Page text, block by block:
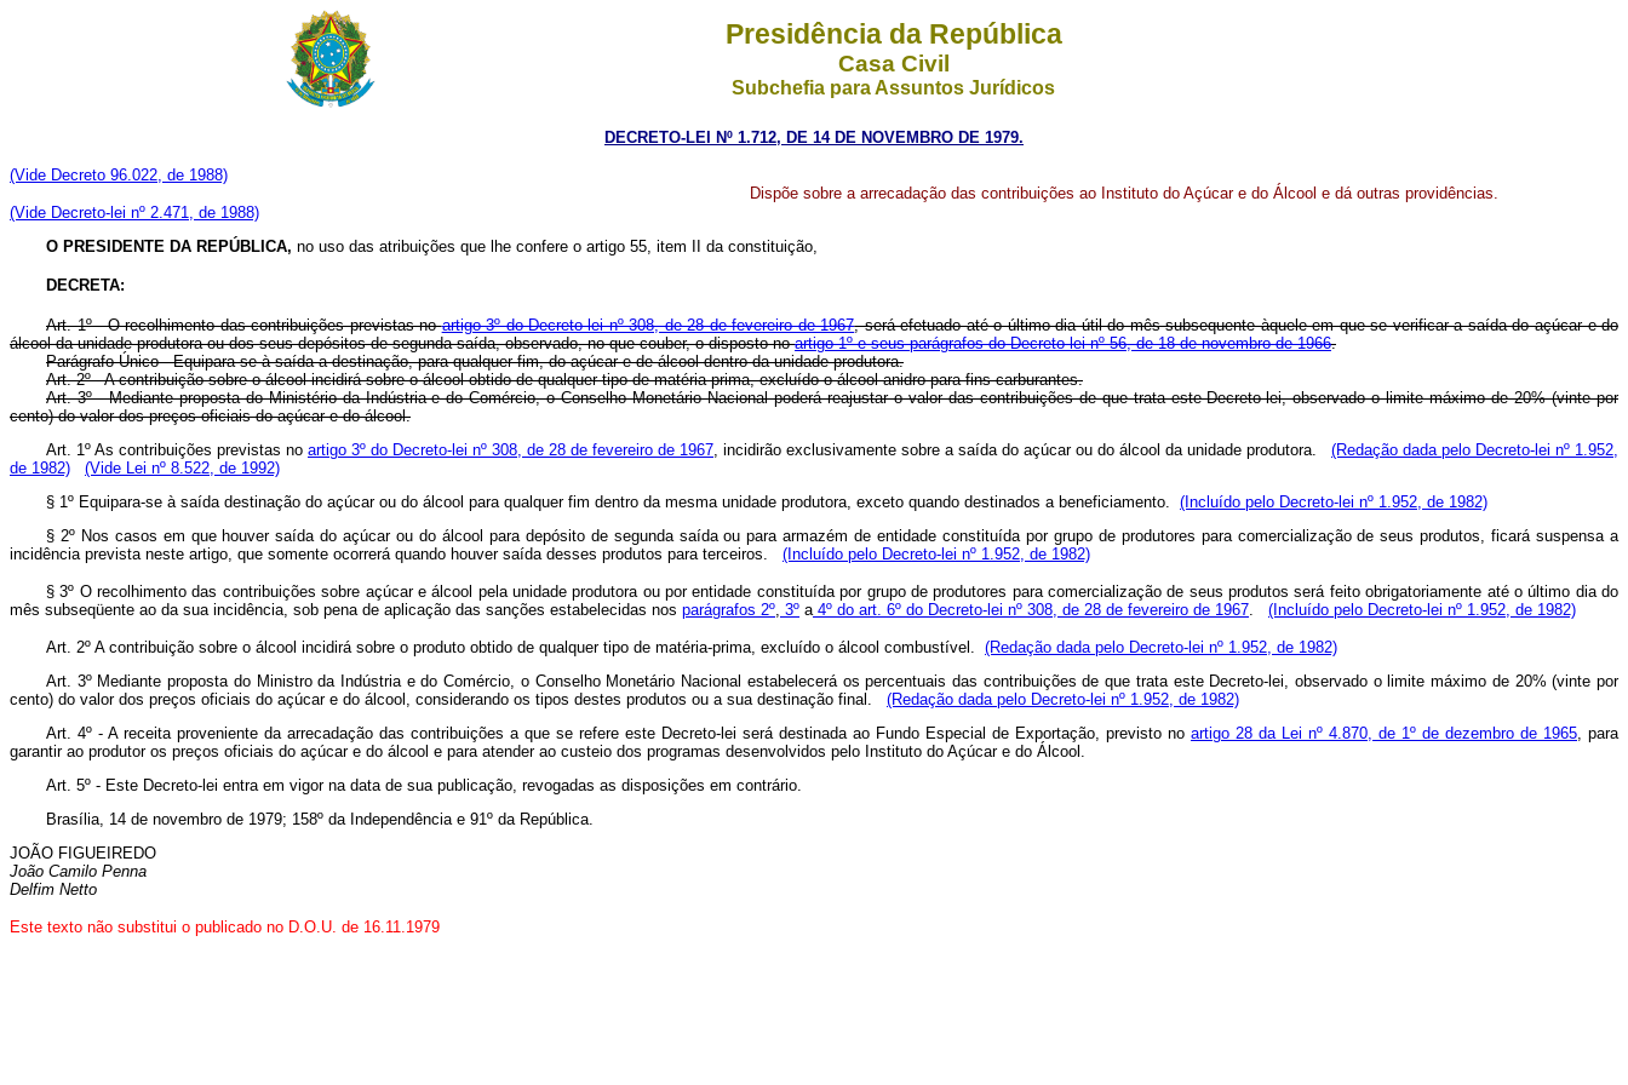
Presidência da República
Casa Civil
Subchefia para Assuntos Jurídicos
DECRETO-LEI Nº 1.712, DE 14 DE NOVEMBRO DE 1979.
(Vide Decreto 96.022, de 1988)
(Vide Decreto-lei nº 2.471, de 1988)
Dispõe sobre a arrecadação das contribuições ao Instituto do Açúcar e do Álcool e dá outras providências.
O PRESIDENTE DA REPÚBLICA, no uso das atribuições que lhe confere o artigo 55, item II da constituição,
DECRETA:
Art. 1º - O recolhimento das contribuições previstas noartigo 3º do Decreto-lei nº 308, de 28 de fevereiro de 1967, será efetuado até o último dia útil do mês subsequente àquele em que se verificar a saída do açúcar e do
álcool da unidade produtora ou dos seus depósitos de segunda saída, observado, no que couber, o disposto noartigo 1º e seus parágrafos do Decreto-lei nº 56, de 18 de novembro de 1966.
Parágrafo Único - Equipara-se à saída a destinação, para qualquer fim, do açúcar e de álcool dentro da unidade produtora.
Art. 2º - A contribuição sobre o álcool incidirá sobre o álcool obtido de qualquer tipo de matéria prima, excluído o álcool anidro para fins carburantes.
Art. 3º - Mediante proposta do Ministério da Indústria e do Comércio, o Conselho Monetário Nacional poderá reajustar o valor das contribuições de que trata este Decreto-lei, observado o limite máximo de 20% (vinte por
cento) do valor dos preços oficiais do açúcar e do álcool.
Art. 1º As contribuições previstas no artigo 3º do Decreto-lei nº 308, de 28 de fevereiro de 1967 , incidirão exclusivamente sobre a saída do açúcar ou do álcool da unidade produtora. (Redação dada pelo Decreto-lei nº 1.952,
de 1982)
(Vide Lei nº 8.522, de 1992)
§ 1º Equipara-se à saída destinação do açúcar ou do álcool para qualquer fim dentro da mesma unidade produtora, exceto quando destinados a beneficiamento. (Incluído pelo Decreto-lei nº 1.952, de 1982)
§ 2º Nos casos em que houver saída do açúcar ou do álcool para depósito de segunda saída ou para armazém de entidade constituída por grupo de produtores para comercialização de seus produtos, ficará suspensa a
incidência prevista neste artigo, que somente ocorrerá quando houver saída desses produtos para terceiros. (Incluído pelo Decreto-lei nº 1.952, de 1982)
§ 3º O recolhimento das contribuições sobre açúcar e álcool pela unidade produtora ou por entidade constituída por grupo de produtores para comercialização de seus produtos será feito obrigatoriamente até o último dia do
mês subseqüente ao da sua incidência, sob pena de aplicação das sanções estabelecidas nos parágrafos 2º 3º a 4º do art. 6º do Decreto-lei nº 308, de 28 de fevereiro de 1967 (Incluído pelo Decreto-lei nº 1.952, de 1982)
Art. 2º A contribuição sobre o álcool incidirá sobre o produto obtido de qualquer tipo de matéria-prima, excluído o álcool combustível. (Redação dada pelo Decreto-lei nº 1.952, de 1982)
Art. 3º Mediante proposta do Ministro da Indústria e do Comércio, o Conselho Monetário Nacional estabelecerá os percentuais das contribuições de que trata este Decreto-lei, observado o limite máximo de 20% (vinte por
cento) do valor dos preços oficiais do açúcar e do álcool, considerando os tipos destes produtos ou a sua destinação final. (Redação dada pelo Decreto-lei nº 1.952, de 1982)
Art. 4º - A receita proveniente da arrecadação das contribuições a que se refere este Decreto-lei será destinada ao Fundo Especial de Exportação, previsto no artigo 28 da Lei nº 4.870, de 1º de dezembro de 1965 , para
garantir ao produtor os preços oficiais do açúcar e do álcool e para atender ao custeio dos programas desenvolvidos pelo Instituto do Açúcar e do Álcool.
Art. 5º - Este Decreto-lei entra em vigor na data de sua publicação, revogadas as disposições em contrário.
Brasília, 14 de novembro de 1979; 158º da Independência e 91º da República.
JOÃO FIGUEIREDO
João Camilo Penna
Delfim Netto
Este texto não substitui o publicado no D.O.U. de 16.11.1979